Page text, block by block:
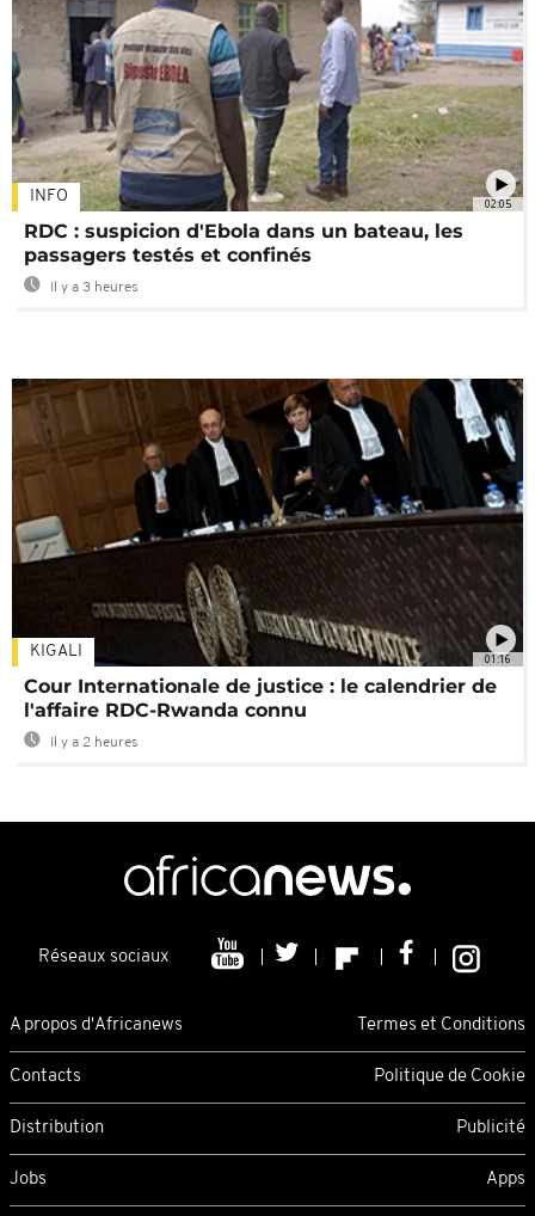
02:05
INFO
RDC : suspicion d'Ebola dans un bateau, les
passagers testés et confinés
Il y a 3 heures
01:16
KIGALI
Cour Internationale de justice : le calendrier de
l'affaire RDC-Rwanda connu
Il y a 2 heures
Réseaux sociaux
A propos d'Africanews Termes et Conditions
Contacts Politique de Cookie
Distribution Publicité
Jobs Apps